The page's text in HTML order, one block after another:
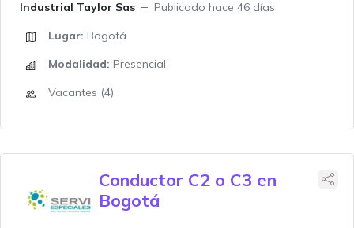
Industrial Taylor Sas
Publicado hace 46 días
Lugar: Bogotá
Modalidad: Presencial
Vacantes (4)
Conductor C2 o C3 en
Bogotá